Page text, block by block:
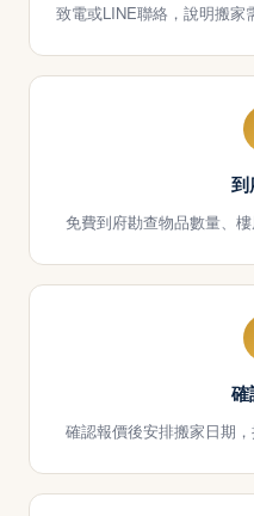
致電或LINE聯絡，說明搬家
到
免費到府勘查物品數量、
確
確認報價後安排搬家日期